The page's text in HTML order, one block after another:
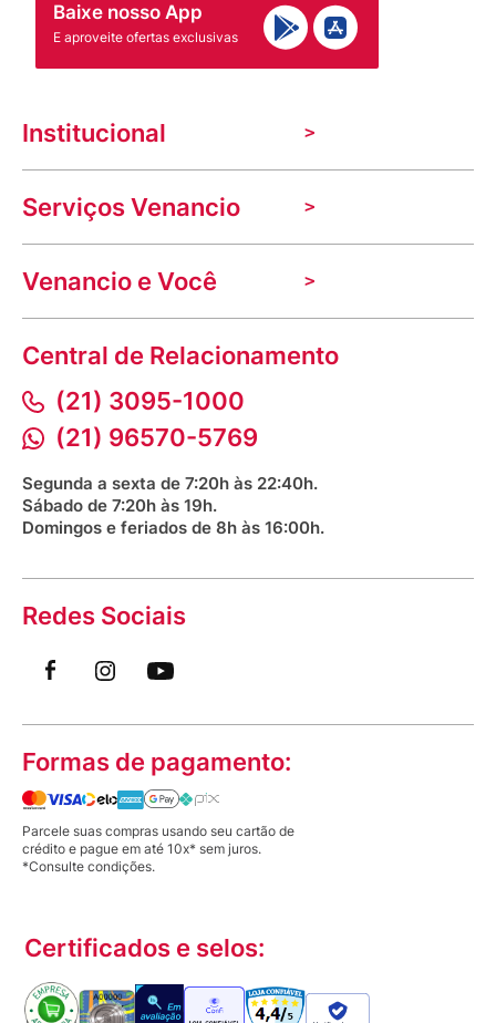
Baixe nosso App
E aproveite ofertas exclusivas
Institucional
A Venancio
Trabalhe Conosco
Nossas lojas
Indique seu imóvel
Aniversário Venancio 2025
Serviços Venancio
Troca e devolução
Mecânica de promoções
Dúvidas frequentes
Prazos e entregas
Bioimpedância Gratuita
Venancio e Você
VClube - Programa de fidelidade
Fale com o farmacêutico
Fale conosco
Procon RJ
Saúde na praça
Central de Relacionamento
(21) 3095-1000
(21) 96570-5769
Segunda a sexta de 7:20h às 22:40h.
Sábado de 7:20h às 19h.
Domingos e feriados de 8h às 16:00h.
Redes Sociais
Formas de pagamento:
Parcele suas compras usando seu cartão de
crédito e pague em até 10x* sem juros.
*Consulte condições.
Certificados e selos: